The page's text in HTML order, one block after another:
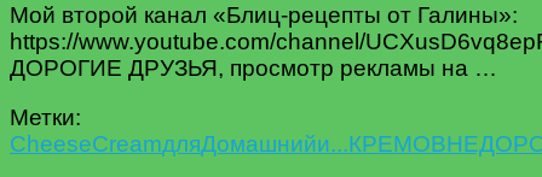
Мой второй канал «Блиц-рецепты от Галины»:
https://www.youtube.com/channel/
ДОРОГИЕ ДРУЗЬЯ, просмотр рекламы на …
Метки:
CheeseCreamдляДомашнийи...КРЕМОВ